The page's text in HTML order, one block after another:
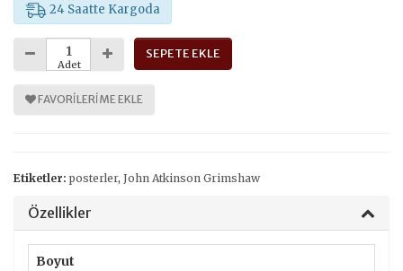
24 Saatte Kargoda
Adet
SEPETE EKLE
FAVORILERIME EKLE
Etiketler: posterler, John Atkinson Grimshaw
Özellikler
Boyut